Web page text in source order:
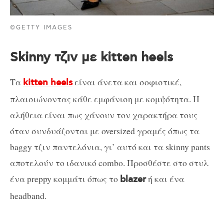
©GETTY IMAGES
Skinny τζιν με kitten heels
Τα kitten heelsείναι άνετα και σοφιστικέ,
πλαισιώνοντας κάθε εμφάνιση με κομψότητα. Η
αλήθεια είναι πως χάνουν τον χαρακτήρα τους
όταν συνδυάζονται με oversized γραμές όπως τα
baggy τζιν παντελόνια, γι’ αυτό και τα skinny pants
αποτελούν το ιδανικό combo. Προσθέστε στο στυλ
ένα preppy κομμάτι όπως το blazerή και ένα
headband.